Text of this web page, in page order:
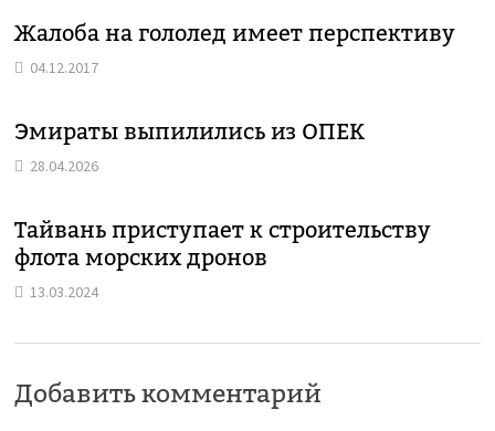
Жалоба на гололед имеет перспективу
04.12.2017
Эмираты выпилились из ОПЕК
28.04.2026
Тайвань приступает к строительству
флота морских дронов
13.03.2024
Добавить комментарий